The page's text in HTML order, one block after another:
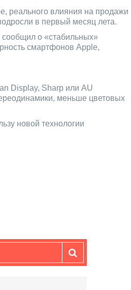
реального влияния на продажи
в первый месяц лета.
о «стабильных»
смартфонов Apple,
Display, Sharp или AU
меньше цветовых
новой технологии